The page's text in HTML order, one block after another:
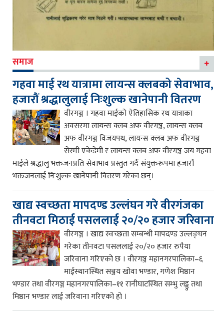
समाज
गहवा माई रथ यात्रामा लायन्स क्लबको सेवाभाव,
हजारौं श्रद्धालुलाई निःशुल्क खानेपानी वितरण
वीरगञ्ज । गहवा माईको ऐतिहासिक रथ यात्राका
अवसरमा लायन्स क्लब अफ वीरगञ्ज, लायन्स क्लब
अफ वीरगञ्ज विजयपथ, लायन्स क्लब अफ वीरगञ्ज
सेस्मी एकेडेमी र लायन्स क्लब अफ वीरगञ्ज जय गहवा
माईले श्रद्धालु भक्तजनप्रति सेवाभाव प्रस्तुत गर्दै संयुक्तरूपमा हजारौं
भक्तजनलाई निःशुल्क खानेपानी वितरण गरेका छन्।
खाद्य स्वच्छता मापदण्ड उल्लंघन गरे वीरगंजका
तीनवटा मिठाई पसललाई २०/२० हजार जरिवाना
वीरगञ्ज । खाद्य स्वच्छता सम्बन्धी मापदण्ड उल्लङ्घन
गरेका तीनवटा पसललाई २०/२० हजार रुपैया
जरिवाना गरिएको छ । वीरगञ्ज महानगरपालिका–६
माईस्थानस्थित सञ्जय खोवा भण्डार, गणेश मिष्ठान
भण्डार तथा वीरगञ्ज महानगरपालिका–११ रानीघाटस्थित सम्भु लड्डु तथा
मिष्ठान भण्डार लाई जरिवाना गरिएको हो ।